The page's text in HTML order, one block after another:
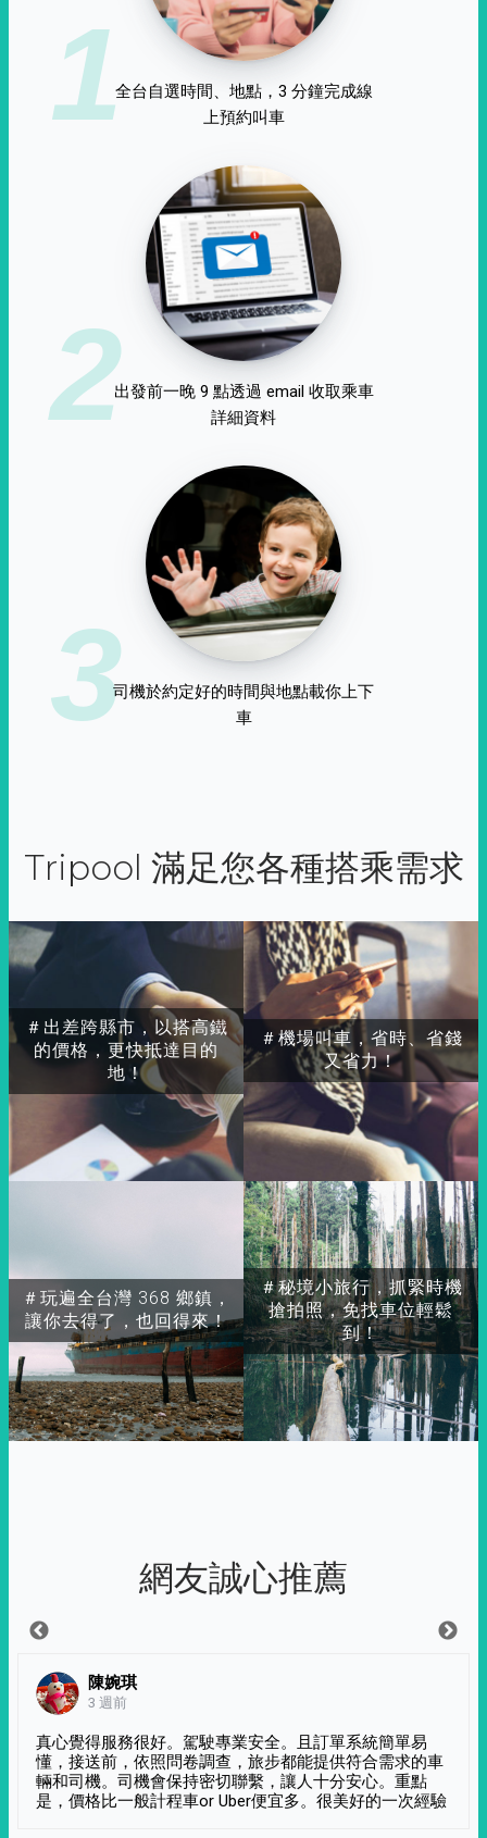
1全台自選時間、地點，3 分鐘完成線
上預約叫車
2出發前一晚 9 點透過 email 收取乘車
詳細資料
3司機於約定好的時間與地點載你上下
車
Tripool 滿足您各種搭乘需求
＃出差跨縣市，以搭高鐵
的價格，更快抵達目的
地！
＃玩遍全台灣 368 鄉鎮，
讓你去得了，也回得來！
＃秘境小旅行，抓緊時機
搶拍照，免找車位輕鬆
到！
＃機場叫車，省時、省錢
又省力！
網友誠心推薦
陳婉琪
3 週前
真心覺得服務很好。駕駛專業安全。且訂單系統簡單易
懂，接送前，依照問卷調查，旅步都能提供符合需求的車
輛和司機。司機會保持密切聯繫，讓人十分安心。重點
是，價格比一般計程車or Uber便宜多。很美好的一次經驗